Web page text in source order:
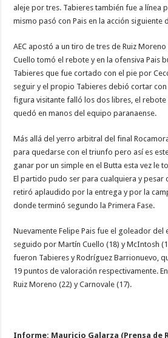
aleje por tres. Tabieres también fue a línea
mismo pasó con Pais en la acción siguiente
AEC apostó a un tiro de tres de Ruiz
Cuello tomó el rebote y en la ofensiva Pais
Tabieres que fue cortado con el pie por
seguir y el propio Tabieres debió cortar con
figura visitante falló los dos libres, el rebote
quedó en manos del equipo paranaense.
Más allá del yerro arbitral del final
para quedarse con el triunfo pero así es
ganar por un simple en el Butta esta vez le
El partido pudo ser para cualquiera y pesar
retiró aplaudido por la entrega y por la
donde terminó segundo la Primera Fase.
Nuevamente Felipe Pais fue el goleador del
seguido por Martín Cuello (18) y McIntosh
fueron Tabieres y Rodríguez Barrionuevo,
19 puntos de valoración respectivamente.
Ruiz Moreno (22) y Carnovale (17).
Informe: Mauricio Galarza (Prensa de